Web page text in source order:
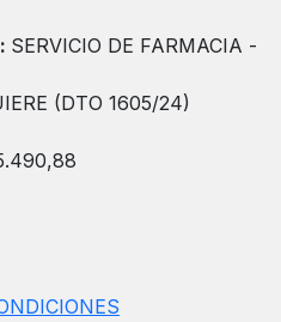
SERVICIO DE FARMACIA -
(DTO 1605/24)